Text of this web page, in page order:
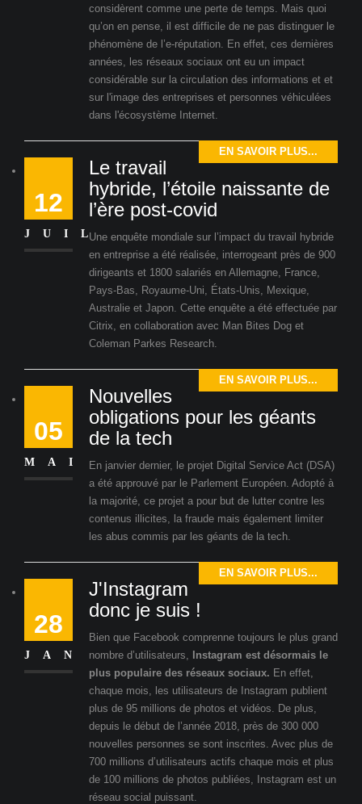
considèrent comme une perte de temps. Mais quoi
qu’on en pense, il est difficile de ne pas distinguer le
phénomène de l’e-réputation. En effet, ces dernières
années, les réseaux sociaux ont eu un impact
considérable sur la circulation des informations et et
sur l'image des entreprises et personnes véhiculées
dans l'écosystème Internet.
EN SAVOIR PLUS...
12
JUIL
Le travail
hybride, l’étoile naissante de
l’ère post-covid
Une enquête mondiale sur l’impact du travail hybride
en entreprise a été réalisée, interrogeant près de 900
dirigeants et 1800 salariés en Allemagne, France,
Pays-Bas, Royaume-Uni, États-Unis, Mexique,
Australie et Japon. Cette enquête a été effectuée par
Citrix, en collaboration avec Man Bites Dog et
Coleman Parkes Research.
EN SAVOIR PLUS...
05
MAI
Nouvelles
obligations pour les géants
de la tech
En janvier dernier, le projet Digital Service Act (DSA)
a été approuvé par le Parlement Européen. Adopté à
la majorité, ce projet a pour but de lutter contre les
contenus illicites, la fraude mais également limiter
les abus commis par les géants de la tech.
EN SAVOIR PLUS...
28
JAN
J'Instagram
donc je suis !
Bien que Facebook comprenne toujours le plus grand
nombre d’utilisateurs, Instagram est désormais le
plus populaire des réseaux sociaux. En effet,
chaque mois, les utilisateurs de Instagram publient
plus de 95 millions de photos et vidéos. De plus,
depuis le début de l’année 2018, près de 300 000
nouvelles personnes se sont inscrites. Avec plus de
700 millions d’utilisateurs actifs chaque mois et plus
de 100 millions de photos publiées, Instagram est un
réseau social puissant.